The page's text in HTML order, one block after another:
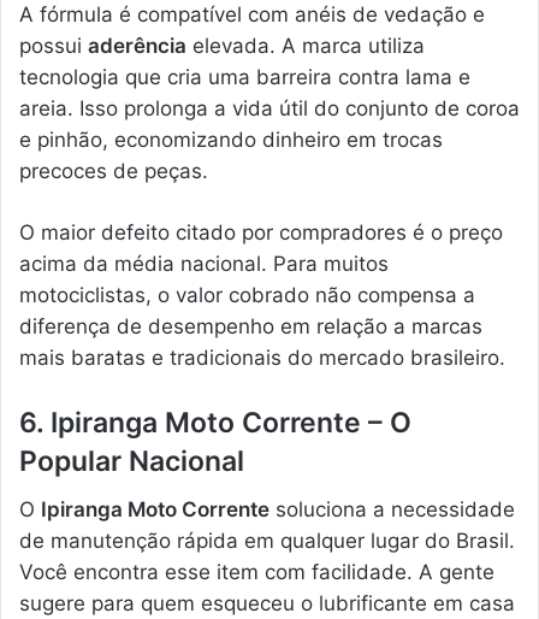
A fórmula é compatível com anéis de vedação e
possui aderência elevada. A marca utiliza
tecnologia que cria uma barreira contra lama e
areia. Isso prolonga a vida útil do conjunto de coroa
e pinhão, economizando dinheiro em trocas
precoces de peças.
O maior defeito citado por compradores é o preço
acima da média nacional. Para muitos
motociclistas, o valor cobrado não compensa a
diferença de desempenho em relação a marcas
mais baratas e tradicionais do mercado brasileiro.
6. Ipiranga Moto Corrente – O
Popular Nacional
O Ipiranga Moto Corrente soluciona a necessidade
de manutenção rápida em qualquer lugar do Brasil.
Você encontra esse item com facilidade. A gente
sugere para quem esqueceu o lubrificante em casa